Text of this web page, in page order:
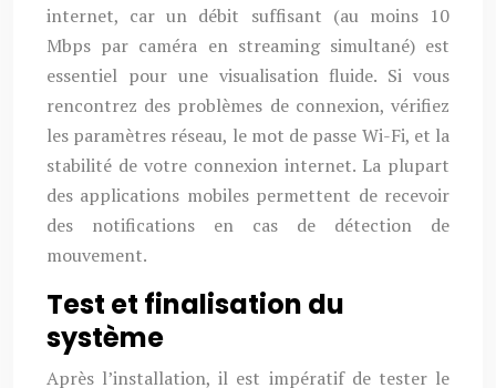
internet, car un débit suffisant (au moins 10
Mbps par caméra en streaming simultané) est
essentiel pour une visualisation fluide. Si vous
rencontrez des problèmes de connexion, vérifiez
les paramètres réseau, le mot de passe Wi-Fi, et la
stabilité de votre connexion internet. La plupart
des applications mobiles permettent de recevoir
des notifications en cas de détection de
mouvement.
Test et finalisation du
système
Après l’installation, il est impératif de tester le